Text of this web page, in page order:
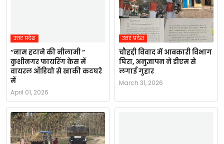
उत्तर प्रदेश
“नाम हटाने की नीलामी ”
कुशीनगर फायरिंग केस में
वायरल ऑडियो से खाकी कटघरे
में
April 01, 2026
उत्तर प्रदेश
चौहद्दी विवाद में आबकारी विभाग
घिरा, अनुज्ञापन ने डीएम से
लगाई गुहार
March 31, 2026